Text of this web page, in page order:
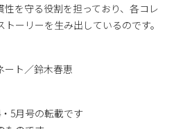
を守る役割を担っており、各コレ
ーリーを生み出しているのです。
ト／鈴木春恵
5月号の転載です